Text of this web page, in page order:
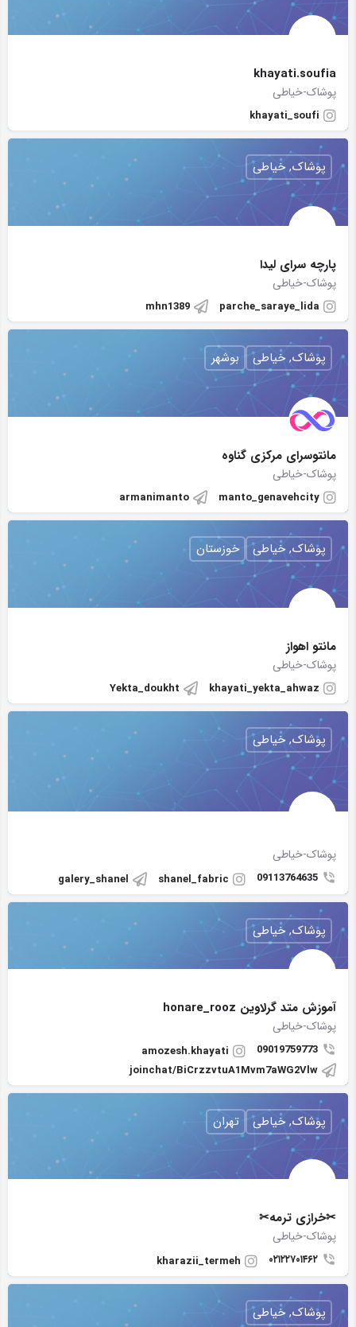
khayati.soufia
پوشاک-خیاطی
khayati_soufi
پارچه سرای لیدا
پوشاک-خیاطی
parche_saraye_lida
mhn1389
پوشاک, خیاطی
مانتوسرای مرکزی گناوه
پوشاک-خیاطی
manto_genavehcity
armanimanto
پوشاک, خیاطی بوشهر
مانتو اهواز
پوشاک-خیاطی
khayati_yekta_ahwaz
Yekta_doukht
پوشاک, خیاطی خوزستان
پوشاک-خیاطی
09113764635
shanel_fabric
galery_shanel
پوشاک, خیاطی
آموزش متد گرلاوین honare_rooz
پوشاک-خیاطی
09019759773
amozesh.khayati
joinchat/BiCrzzvtuA1Mvm7aWG2Vlw
پوشاک, خیاطی
✂خرازی ترمه✂
پوشاک-خیاطی
۰۲۱۲۲۷۰۱۴۶۲ kharazii_termeh
پوشاک, خیاطی تهران
پوشاک, خیاطی